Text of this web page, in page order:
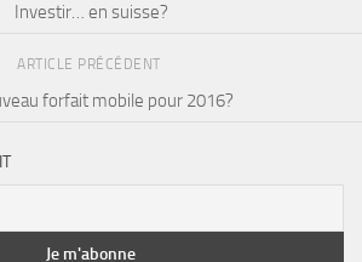
Investir… en suisse?
ARTICLE PRÉCÉDENT
forfait mobile pour 2016?